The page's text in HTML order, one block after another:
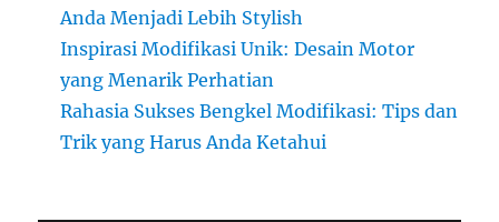
Anda Menjadi Lebih Stylish
Inspirasi Modifikasi Unik: Desain Motor
yang Menarik Perhatian
Rahasia Sukses Bengkel Modifikasi: Tips dan
Trik yang Harus Anda Ketahui